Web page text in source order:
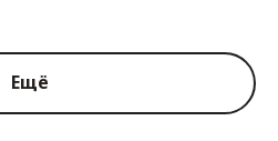
Ещё